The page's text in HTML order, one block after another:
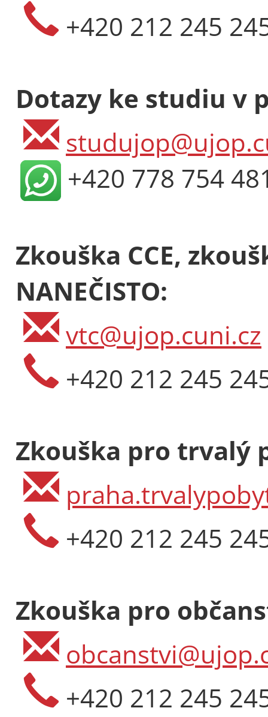
+420 212 245
Dotazy ke studiu v
+420 778 754
Zkouška CCE,
NANEČISTO:
vtc@ujop.cuni.cz
+420 212 245
Zkouška pro trvalý
+420 212 245
Zkouška pro
+420 212 245